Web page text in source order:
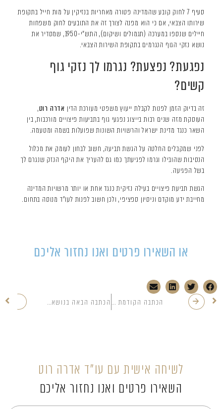
סעיף 7 לחוק קובע שהמדינה פטורה מאחריות בנזיקין על מות חייל בתקופת
שירותו הצבאי, אם כי הוא מפנה לצורך זה את התובעים לחוק משפחות
חיילים שנספו במערכה (תגמולים ושיקום), התש"י-1950, שמסדיר את
נושא נזקי הגוף הנגרמים בתקופת השירות הצבאי.
נפגעת? נפצעת? נגרמו לך נזקי גוף
קשים?
זה בדיוק הזמן לפנות לקבלת ייעוץ משפטי מעורכת הדין אדרה רוט,
העוסקת מזה שנים רבות בייצוג נפגעי גוף בתביעות פיצויים מורכבות, בין
השאר כנגד מדינת ישראל והרשויות השונות שפועלות בשמה ומטעמה.
לפני שמקבלים החלטה על הגשת תביעה, חשוב לבחון לעומק את מכלול
הנסיבות שהובילו וגרמו לפגיעתך כמו גם להעריך את היקף הנזק שנגרם לך
בשל הפגיעה.
הגשת תביעת פיצויים בעילה נזיקית כנגד אחת או יותר מרשויות המדינה
מחייבת ידע מוקדם וניסיון ספציפי, ולכן חשוב לפנות לעו"ד מנוסה בתחום.
או השאירו פרטים ואנו נחזור אליכם
הכתבה הקודמת בנושא הכתבה הבאה בנושא
לשיחה אישית עם עו”ד אדרה רוט
השאירו פרטים ואנו נחזור אליכם